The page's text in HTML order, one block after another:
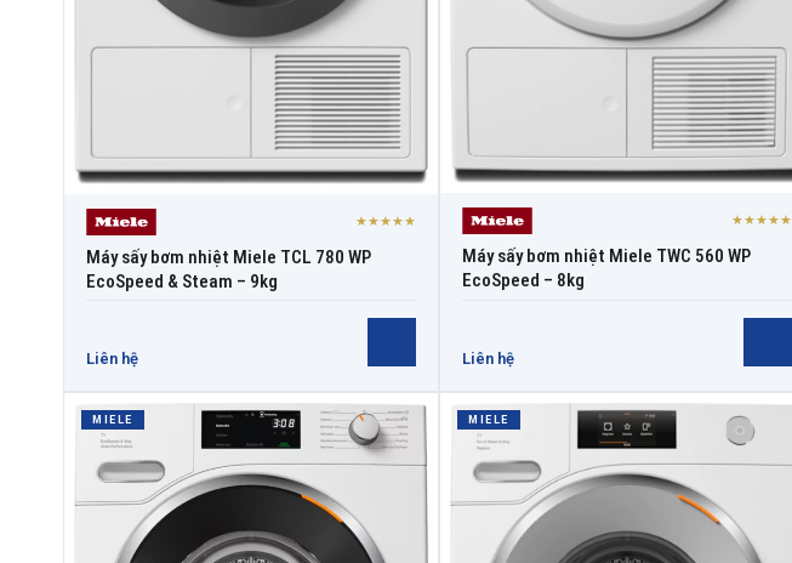
★★★★★
Máy sấy bơm nhiệt Miele TCL 780 WP
EcoSpeed & Steam – 9kg
Liên hệ
★★★★★
Máy sấy bơm nhiệt Miele TWC 560 WP
EcoSpeed – 8kg
Liên hệ
MIELE MIELE